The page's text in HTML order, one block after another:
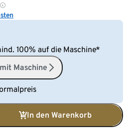
100% auf die Maschine*
Maschine
In den Warenkorb